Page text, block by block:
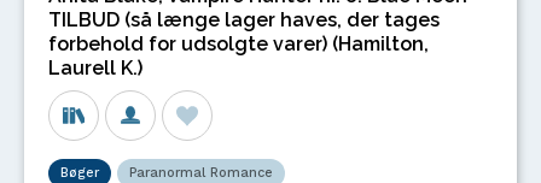
TILBUD (så længe lager haves, der tages
forbehold for udsolgte varer) (Hamilton,
Laurell K.)
Bøger Paranormal Romance